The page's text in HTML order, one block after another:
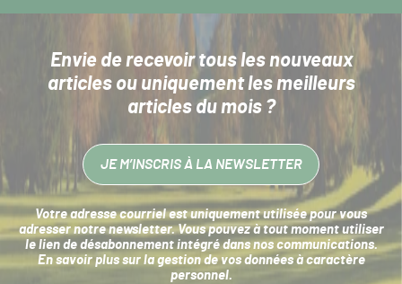
Envie de recevoir tous les nouveaux
articlesou uniquement les meilleurs
articles du mois ?
JE M’INSCRIS À LA NEWSLETTER
Votre adresse courriel est uniquement utilisée pour vous
adresser notre newsletter. Vous pouvez à tout moment utiliser
le lien de désabonnement intégré dans nos communications.
En savoir plus sur la gestion de vos données à caractère
personnel.